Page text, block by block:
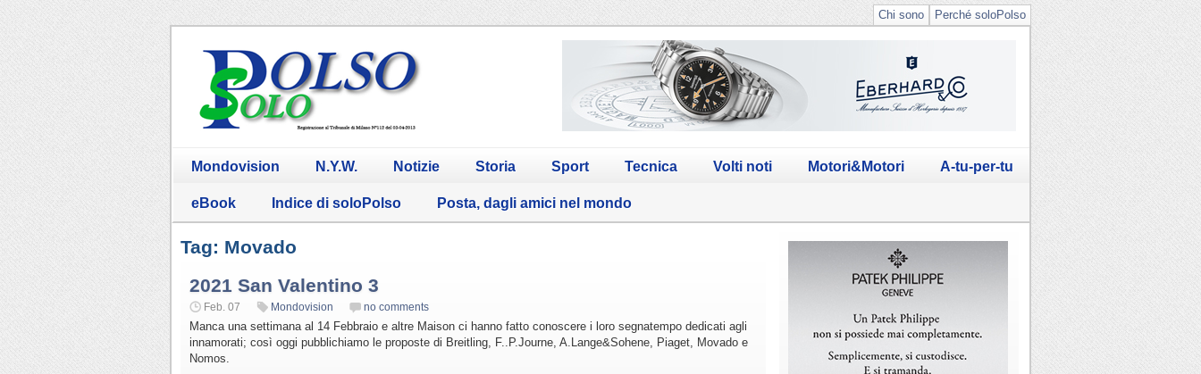
Perché soloPolso
Chi sono
Mondovision N.Y.W. Notizie Storia Sport Tecnica Volti noti Motori&Motori A-tu-per-tu
eBook Indice di soloPolso Posta, dagli amici nel mondo
Tag: Movado
2021 San Valentino 3
Feb. 07 Mondovision no comments
Manca una settimana al 14 Febbraio e altre Maison ci hanno fatto conoscere i loro segnatempo dedicati agli
innamorati; così oggi pubblichiamo le proposte di Breitling, F..P.Journe, A.Lange&Sohene, Piaget, Movado e
Nomos.